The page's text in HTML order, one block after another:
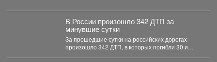
В России произошло 342 ДТП за
минувшие сутки
За прошедшие сутки на российских дорогах
произошло 342 ДТП, в которых погибли 30 и